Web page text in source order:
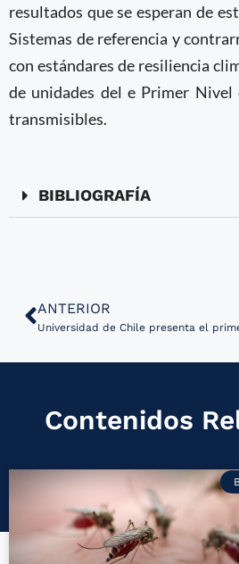
resultados que se esperan de
Sistemas de referencia y
con estándares de resiliencia
de unidades del e Primer Nivel
transmisibles.
BIBLIOGRAFÍA
ANTERIOR
Universidad de Chile presenta el
Contenidos